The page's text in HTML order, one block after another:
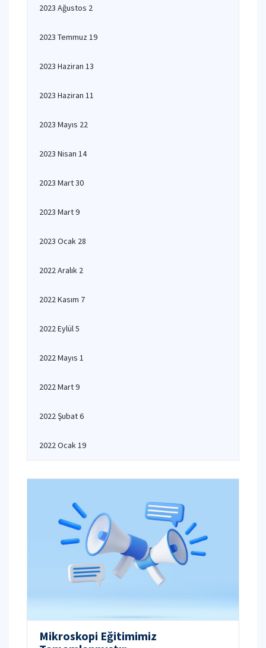
2023 Ağustos 2
2023 Temmuz 19
2023 Haziran 13
2023 Haziran 11
2023 Mayıs 22
2023 Nisan 14
2023 Mart 30
2023 Mart 9
2023 Ocak 28
2022 Aralık 2
2022 Kasım 7
2022 Eylül 5
2022 Mayıs 1
2022 Mart 9
2022 Şubat 6
2022 Ocak 19
Mikroskopi Eğitimimiz